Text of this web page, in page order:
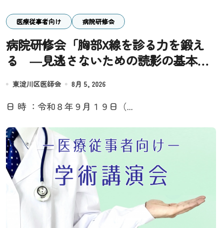
医療従事者向け 病院研修会
病院研修会「胸部X線を診る力を鍛え
る ―見逃さないための読影の基本と
実践―」
東淀川区医師会 8月 5, 2026
日 時 ：令和８年９月１９日（...